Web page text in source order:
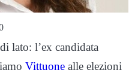
lato: l’ex candidata
Vittuone alle elezioni